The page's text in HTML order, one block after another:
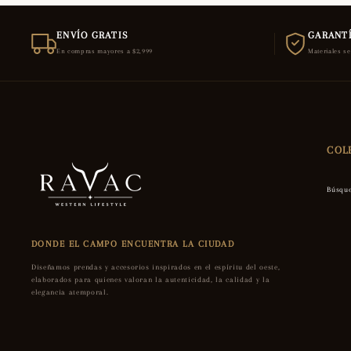
ENVÍO GRATIS
En compras mayores a $2,999 Materiales
DONDE EL CAMPO ENCUENTRA LA CIUDAD
Diseñamos prendas y accesorios inspirados en el espíritu del oeste,
elaborados para quienes valoran la autenticidad, la calidad y la
elegancia atemporal.